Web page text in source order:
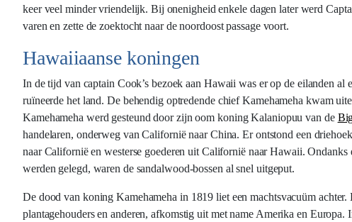
keer veel minder vriendelijk. Bij onenigheid enkele dagen later werd
varen en zette de zoektocht naar de noordoost passage voort.
Hawaiiaanse koningen
In de tijd van captain Cook’s bezoek aan Hawaii was er op de eilanden
ruïneerde het land. De behendig optredende chief Kamehameha kwam
Kamehameha werd gesteund door zijn oom koning Kalaniopuu van de
handelaren, onderweg van Californië naar China. Er ontstond een
naar Californië en westerse goederen uit Californië naar Hawaii.
werden gelegd, waren de sandalwood-bossen al snel uitgeput.
De dood van koning Kamehameha in 1819 liet een machtsvacuüm
plantagehouders en anderen, afkomstig uit met name Amerika en